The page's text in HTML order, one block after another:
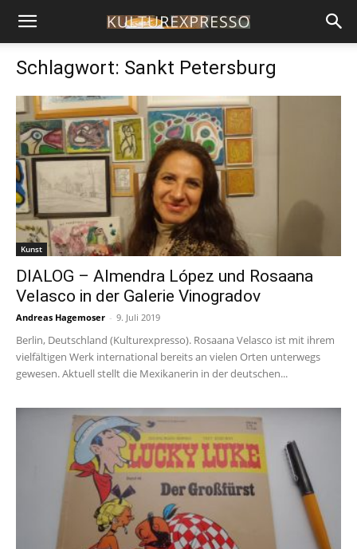
Schlagwort: Sankt Petersburg
Kunst
DIALOG – Almendra López und Rosaana
Velasco in der Galerie Vinogradov
Andreas Hagemoser - 9. Juli 2019
Berlin, Deutschland (Kulturexpresso). Rosaana Velasco ist mit ihrem
vielfältigen Werk international bereits an vielen Orten unterwegs
gewesen. Aktuell stellt die Mexikanerin in der deutschen...